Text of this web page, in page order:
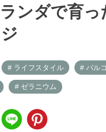
ンダで育
# ライフスタイル # バル
# ゼラニウム